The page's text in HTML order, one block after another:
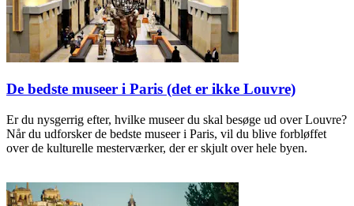
De bedste museer i Paris (det er ikke Louvre)
Er du nysgerrig efter, hvilke museer du skal besøge ud over Louvre?
Når du udforsker de bedste museer i Paris, vil du blive forbløffet
over de kulturelle mesterværker, der er skjult over hele byen.